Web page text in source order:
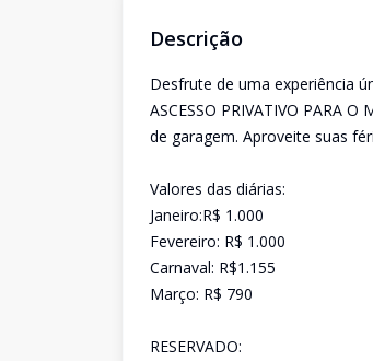
Descrição
Desfrute de uma experiência
ASCESSO PRIVATIVO PARA
de garagem. Aproveite suas
Valores das diárias:
Janeiro:R$ 1.000
Fevereiro: R$ 1.000
Carnaval: R$1.155
Março: R$ 790
RESERVADO: